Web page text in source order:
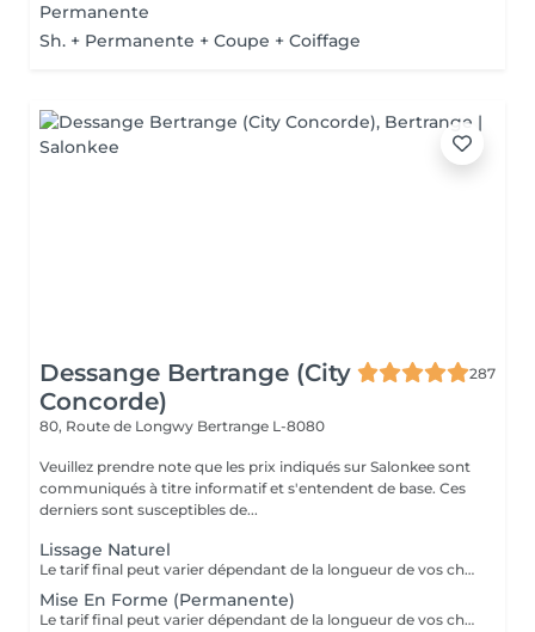
Permanente
Sh. + Permanente + Coupe + Coiffage
Dessange Bertrange (City
Concorde)
287
80, Route de Longwy Bertrange L-8080
Veuillez prendre note que les prix indiqués sur Salonkee sont
communiqués à titre informatif et s'entendent de base. Ces
derniers sont susceptibles de...
Lissage Naturel
Le tarif final peut varier dépendant de la longueur de vos cheveux ainsi que des soins et produits utilisés.
Mise En Forme (Permanente)
Le tarif final peut varier dépendant de la longueur de vos cheveux ainsi que des soins et produits utilisés.